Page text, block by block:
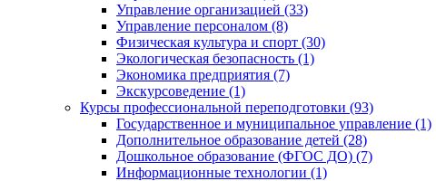
Управление организацией (33)
Управление персоналом (8)
Физическая культура и спорт (30)
Экологическая безопасность (1)
Экономика предприятия (7)
Экскурсоведение (1)
Курсы профессиональной переподготовки (93)
Государственное и муниципальное управление (1)
Дополнительное образование детей (28)
Дошкольное образование (ФГОС ДО) (7)
Информационные технологии (1)